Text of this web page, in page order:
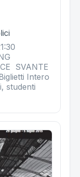
SVANTE
Intero
studenti